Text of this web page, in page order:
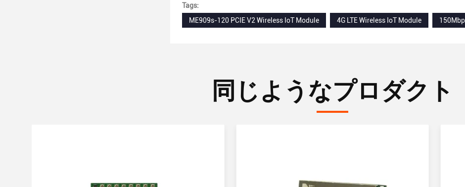
Tags:
ME909s-120 PCIE V2 Wireless IoT Module
4G LTE Wireless IoT Module
同じようなプロダクト